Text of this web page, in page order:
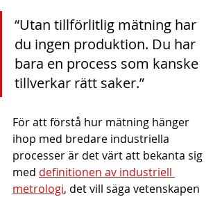
“Utan tillförlitlig mätning har
du ingen produktion. Du har
bara en process som kanske
tillverkar rätt saker.”
För att förstå hur mätning hänger
ihop med bredare industriella
processer är det värt att bekanta sig
med definitionen av industriell
metrologi, det vill säga vetenskapen